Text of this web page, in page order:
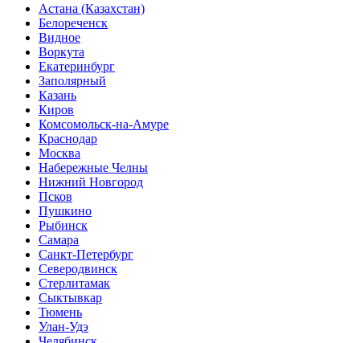
Астана (Казахстан)
Белореченск
Видное
Воркута
Екатеринбург
Заполярный
Казань
Киров
Комсомольск-на-Амуре
Краснодар
Москва
Набережные Челны
Нижний Новгород
Псков
Пушкино
Рыбинск
Самара
Санкт-Петербург
Северодвинск
Стерлитамак
Сыктывкар
Тюмень
Улан-Удэ